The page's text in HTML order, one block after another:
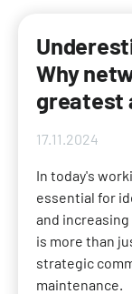
Why
greatest
17.11.2024
In today's
essential for
and
is more than
strategic
maintenance.